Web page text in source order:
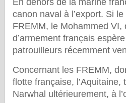
En dehors de la marine
canon naval à l’export. Si
FREMM, le Mohammed
d’armement français
patrouilleurs récemment
Concernant les FREMM,
flotte française,
Narwhal ultérieurement, à